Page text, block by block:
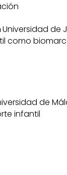
Universidad de
como
de
infantil